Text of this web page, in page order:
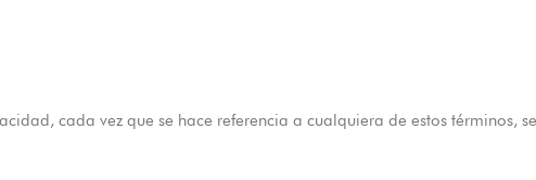
cada vez que se hace referencia a cualquiera de estos términos,